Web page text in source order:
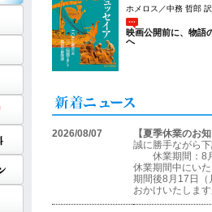
ホメロス／中務 哲郎
映画公開前に、物語
へ
2026/08/07
【夏季休業のお
誠に勝手ながら
休業期間：8月
休業期間中にい
期間後8月17日（
おかけいたしま